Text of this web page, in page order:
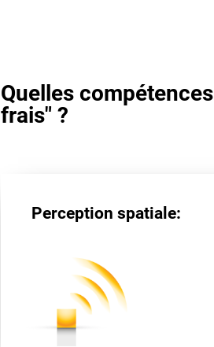
Quelles
frais" ?
Perception spatiale: